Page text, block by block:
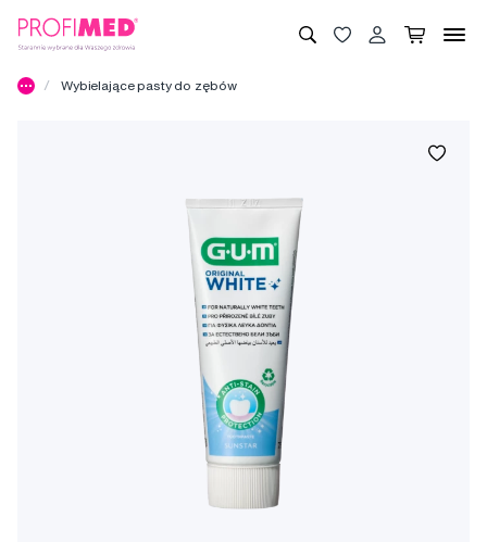
Wybielające pasty do zębów